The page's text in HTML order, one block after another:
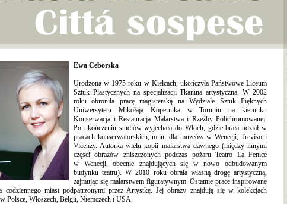
Ewa Ceborska
Urodzona w 1975 roku w Kielcach, ukończyła Państwowe Liceum
Sztuk Plastycznych na specja­lizacji Tkanina artystyczna. W 2002
roku obroniła pracę magisterską na Wydziale Sztuk Pięknych
Uniwersytetu Mikołaja Kopernika w Toruniu na kierunku
Konserwacja i Restauracja Malarstwa i Rzeźby Polichromowanej.
Po ukończeniu studiów wyjechała do Włoch, gdzie brała udział w
pracach konserwatorskich, m.in. dla muzeów w Wenecji, Treviso i
Vicenzy. Autorka wielu kopii malarstwa dawnego (między innymi
części obrazów zniszczonych podczas pożaru Teatro La Fenice
w Wenecji, obecnie znajdujących się w nowo odbudowanym
budynku teatru). W 2010 roku obrała własną drogę artystyczną,
zajmując się malarstwem figuratywnym. Ostatnie prace inspirowane
codziennego miast podpatrzonymi przez Artystkę. Jej obrazy znajdują się w kolekcjach
Polsce, Włoszech, Belgii, Niemczech i USA.